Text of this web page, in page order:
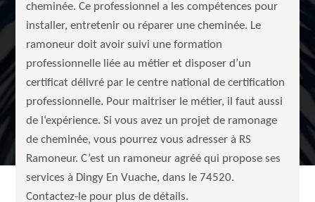
cheminée. Ce professionnel a les compétences pour
installer, entretenir ou réparer une cheminée. Le
ramoneur doit avoir suivi une formation
professionnelle liée au métier et disposer d’un
certificat délivré par le centre national de certification
professionnelle. Pour maitriser le métier, il faut aussi
de l‘expérience. Si vous avez un projet de ramonage
de cheminée, vous pourrez vous adresser à RS
Ramoneur. C’est un ramoneur agréé qui propose ses
services à Dingy En Vuache, dans le 74520.
Contactez-le pour plus de détails.